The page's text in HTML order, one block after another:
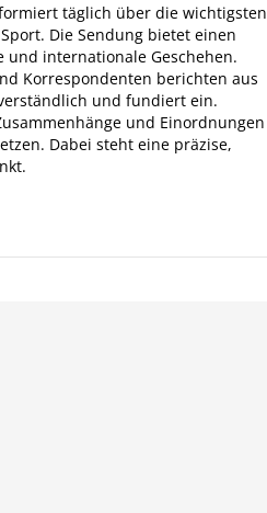
täglich über die wichtigsten
Die Sendung bietet einen
internationale Geschehen.
Korrespondenten berichten aus
und fundiert ein.
und Einordnungen
Dabei steht eine präzise,